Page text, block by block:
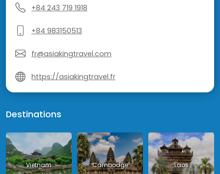
+84 243 719 1918
+84 983150513
fr@asiakingtravel.com
https://asiakingtravel.fr
Destinations
Vietnam Cambodge Laos